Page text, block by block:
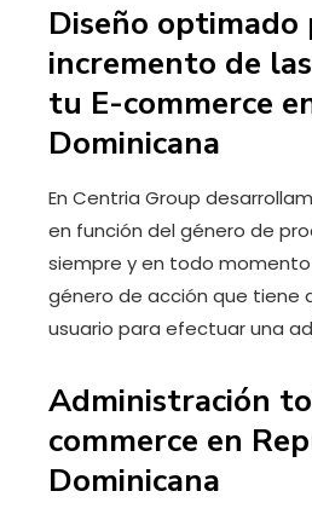
Diseño optimado
incremento de
tu E-commerce
Dominicana
En Centria Group
en función del género de
siempre y en todo
género de acción que tiene
usuario para efectuar una
Administración
commerce en
Dominicana